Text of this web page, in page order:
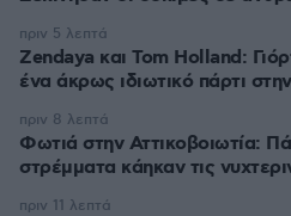
Zendaya και Tom Holland:
ένα άκρως ιδιωτικό πάρτι
πριν 5 λεπτά
Φωτιά στην Αττικοβοιωτία:
στρέμματα κάηκαν τις
πριν 8 λεπτά
πριν 11 λεπτά